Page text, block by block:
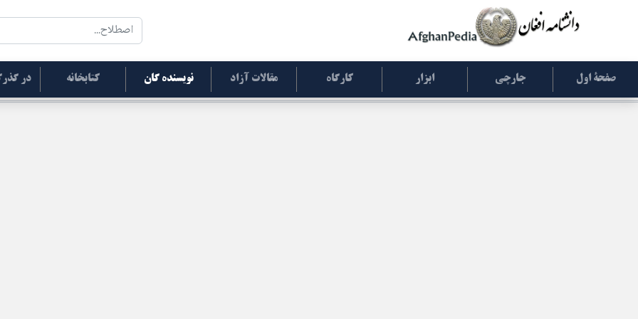
صفحۀ اول جارچی ابزار کارگاه مقالات آزاد نویسنده گان کتابخانه در